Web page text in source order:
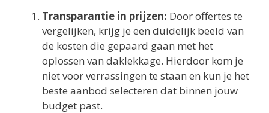
Transparantie in prijzen: Door offertes te
vergelijken, krijg je een duidelijk beeld van
de kosten die gepaard gaan met het
oplossen van daklekkage. Hierdoor kom je
niet voor verrassingen te staan en kun je het
beste aanbod selecteren dat binnen jouw
budget past.